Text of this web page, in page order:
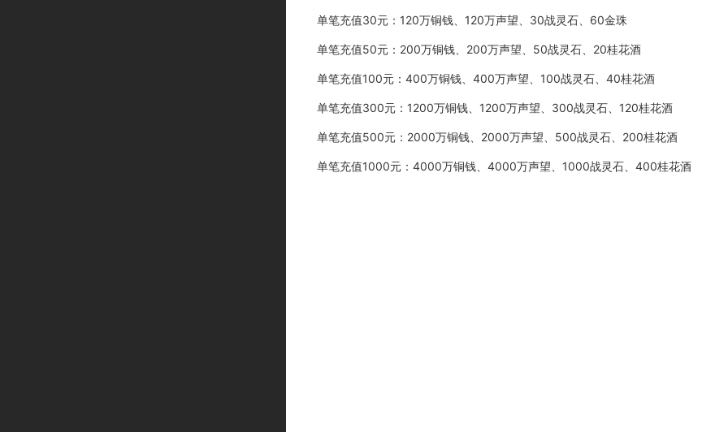
单笔充值30元： 120万铜钱、120万声望、30战灵石、60金珠
单笔充值50元： 200万铜钱、200万声望、50战灵石、20桂花酒
单笔充值100元： 400万铜钱、400万声望、100战灵石、40桂花酒
单笔充值300元： 1200万铜钱、1200万声望、300战灵石、120桂花酒
单笔充值500元： 2000万铜钱、2000万声望、500战灵石、200桂花酒
单笔充值1000元： 4000万铜钱、4000万声望、1000战灵石、400桂花酒